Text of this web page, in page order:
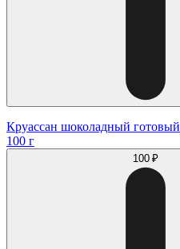
Круассан шоколадный готовый
100 г
100 ₽